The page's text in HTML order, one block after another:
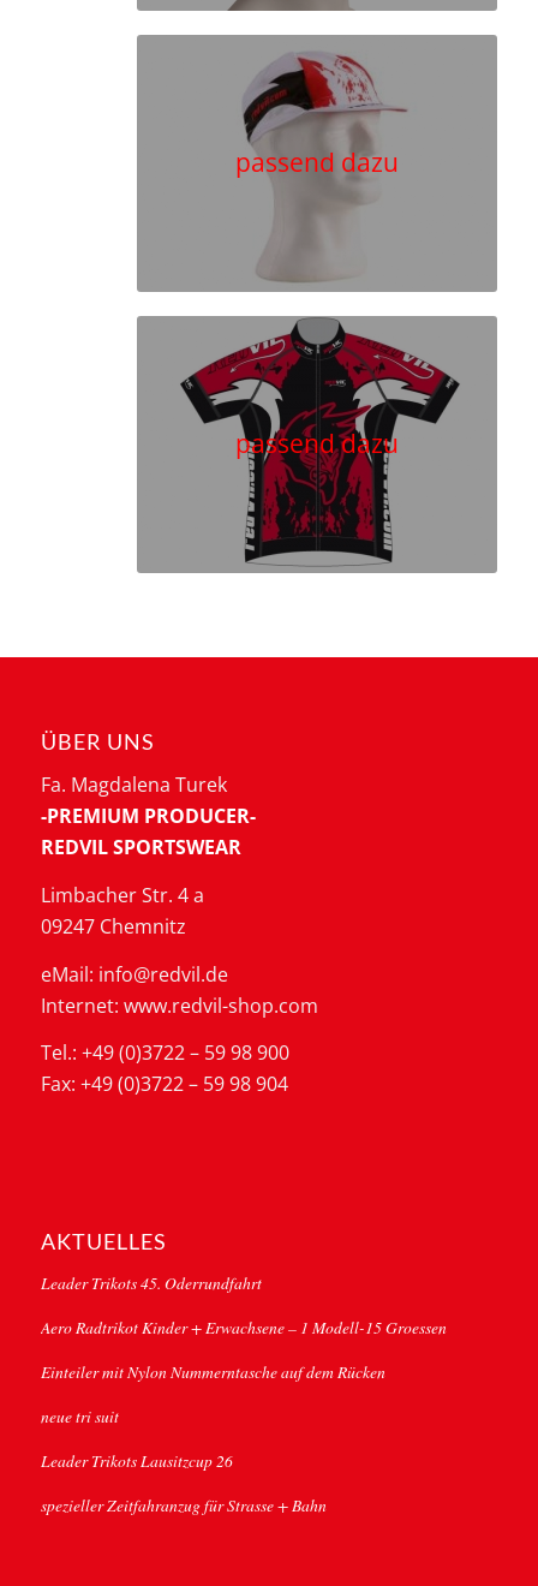
passend dazu
passend dazu
ÜBER UNS
Fa. Magdalena Turek
-PREMIUM PRODUCER-
REDVIL SPORTSWEAR
Limbacher Str. 4 a
09247 Chemnitz
eMail: info@redvil.de
Internet: www.redvil-shop.com
Tel.: +49 (0)3722 – 59 98 900
Fax: +49 (0)3722 – 59 98 904
AKTUELLES
Leader Trikots 45. Oderrundfahrt
Aero Radtrikot Kinder + Erwachsene – 1 Modell-15 Groessen
Einteiler mit Nylon Nummerntasche auf dem Rücken
neue tri suit
Leader Trikots Lausitzcup 26
spezieller Zeitfahranzug für Strasse + Bahn